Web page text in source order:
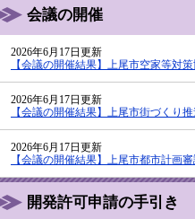
会議の開催
2026年6月17日更新
【会議の開催結果】上尾市空家等対
2026年6月17日更新
【会議の開催結果】上尾市街づくり
2026年6月17日更新
【会議の開催結果】上尾市都市計画
開発許可申請の手引き